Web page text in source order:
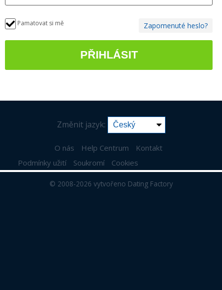
Pamatovat si mě Zapomenuté heslo?
Změnit jazyk:
O nás Help Centrum
Kontakt
Podmínky užití
Soukromí Cookies
© 2008-2026 vytvořeno Dating Factory